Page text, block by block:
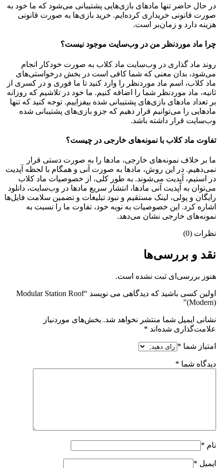
در حال حاضر تنها مادهای بازی‌هایی پشتیبانی می‌شود که ما خود به
صورت قانونی خریداری کرده‌ایم. خرید بازی‌ها به صورت قانونی
هزینه دارد و زمان‌بر است.
چرا ماد موردنظر من در وب‌سایت موجود نیست؟
روند ماد گذاری در وب‌سایت ماد کلاب به صورت خودکار انجام
می‌شود، بدان معنی که شما کافی است در بخش درخواستی‌های
ماد کلاب، اسم ماد موردنظر را وارد کنید تا ما فوری و در کسری از
ثانیه، ماد موردنظر شما را اضافه کنیم. ما خود در تلاشیم که روزانه
بر تعداد مادهای بازی‌های پشتیبانی شده بیفزاییم. توجه کنید که تنها
مادهایی را می‌توانیم قرار دهیم که جزو بازی‌های پشتیبانی شده
وب‌سایت قرار داشته باشد.
تفاوت ماد کلاب با نمونه‌های خارجی در چیست؟
ما بر خلاف نمونه‌های خارجی، مادها را به صورت دستی قرار
نمی‌دهیم. در این روش، مادها به صورت آنی و همگام با لحظه آپدیت
در استیم، آپدیت می‌شوند. به طور کلی، از خصوصیات ماد کلاب
می‌‌توان به آپدیت آنی مادها، انتشار سریع مادها در وب‌سایت، دانلود
رایگان و پولی، لینک مستقیم و نبود تبلیغات و تضمین سلامت فایل‌ها
اشاره کرد. این خصوصیات به نوبه خود، تفاوت ما را نسبت به
نمونه‌های خارجی نشان می‌دهد.
نظرات (0)
نقد و بررسی‌ها
هنوز بررسی‌ای ثبت نشده است.
اولین کسی باشید که دیدگاهی می نویسد “Modular Station Roof
(Modern)”
نشانی ایمیل شما منتشر نخواهد شد. بخش‌های موردنیاز
علامت‌گذاری شده‌اند *
امتیاز شما *
دیدگاه شما *
نام *
ایمیل *